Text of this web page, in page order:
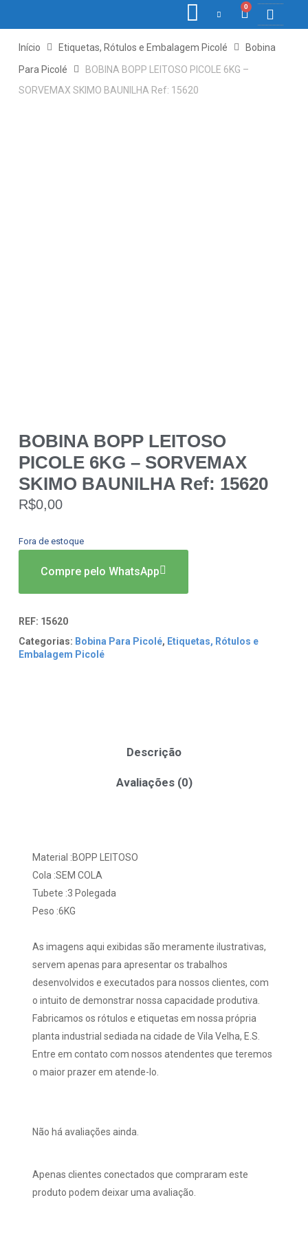
0
Início Etiquetas, Rótulos e Embalagem Picolé
Bobina
Para Picolé
BOBINA BOPP LEITOSO PICOLE 6KG –
SORVEMAX SKIMO BAUNILHA Ref: 15620
BOBINA BOPP LEITOSO
PICOLE 6KG – SORVEMAX
SKIMO BAUNILHA Ref: 15620
R$0,00
Fora de estoque
Compre pelo WhatsApp
REF: 15620
Categorias: Bobina Para Picolé, Etiquetas, Rótulos e
Embalagem Picolé
Descrição
Avaliações (0)
Material :BOPP LEITOSO
Cola :SEM COLA
Tubete :3 Polegada
Peso :6KG
As imagens aqui exibidas são meramente ilustrativas,
servem apenas para apresentar os trabalhos
desenvolvidos e executados para nossos clientes, com
o intuito de demonstrar nossa capacidade produtiva.
Fabricamos os rótulos e etiquetas em nossa própria
planta industrial sediada na cidade de Vila Velha, E.S.
Entre em contato com nossos atendentes que teremos
o maior prazer em atende-lo.
Não há avaliações ainda.
Apenas clientes conectados que compraram este
produto podem deixar uma avaliação.